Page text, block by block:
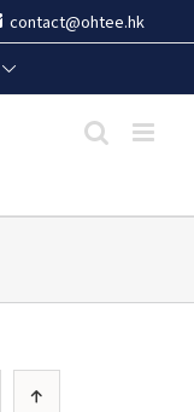
contact@ohtee.hk